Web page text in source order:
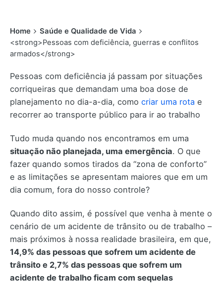
Home
Saúde e Qualidade de Vida
<strong>Pessoas com deficiência, guerras e conflitos
armados</strong>
Pessoas com deficiência já passam por situações
corriqueiras que demandam uma boa dose de
planejamento no dia-a-dia, como criar uma rota e
recorrer ao transporte público para ir ao trabalho
Tudo muda quando nos encontramos em uma
situação não planejada, uma emergência. O que
fazer quando somos tirados da “zona de conforto”
e as limitações se apresentam maiores que em um
dia comum, fora do nosso controle?
Quando dito assim, é possível que venha à mente o
cenário de um acidente de trânsito ou de trabalho –
mais próximos à nossa realidade brasileira, em que,
14,9% das pessoas que sofrem um acidente de
trânsito e 2,7% das pessoas que sofrem um
acidente de trabalho ficam com sequelas